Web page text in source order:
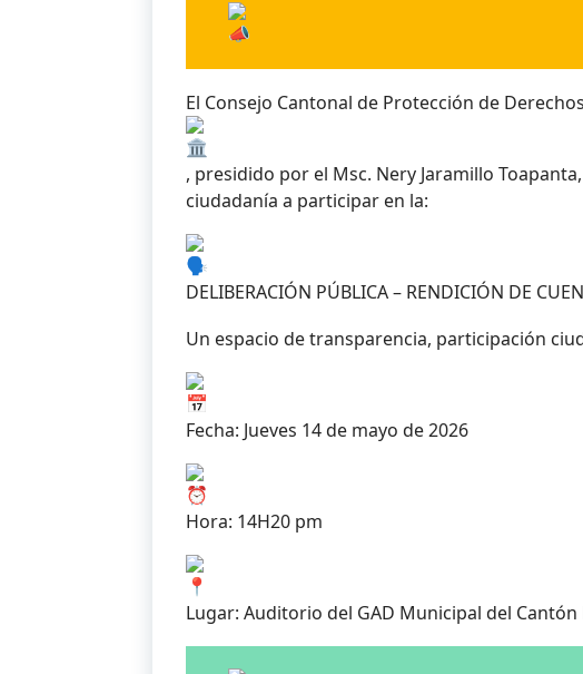
El Consejo Cantonal de Protección de
, presidido por el Msc. Nery Jaramillo
ciudadanía a participar en la:
DELIBERACIÓN PÚBLICA – RENDICIÓN DE
Un espacio de transparencia, participación
Fecha: Jueves 14 de mayo de 2026
Hora: 14H20 pm
Lugar: Auditorio del GAD Municipal del Cantón